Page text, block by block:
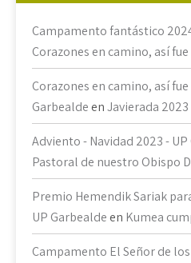
Campamento fantástico
Corazones en camino, así
Corazones en camino, así
GarbealdeenJavierada 2023
Adviento - Navidad 2023 -
Pastoral de nuestro Obispo
Premio Hemendik Sariak
UP Garbealdeen Kumea
Campamento El Señor de